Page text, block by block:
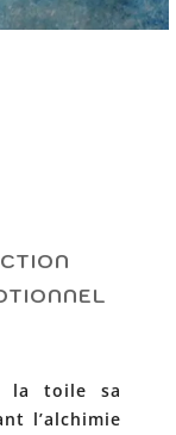
la toile sa
l’alchimie